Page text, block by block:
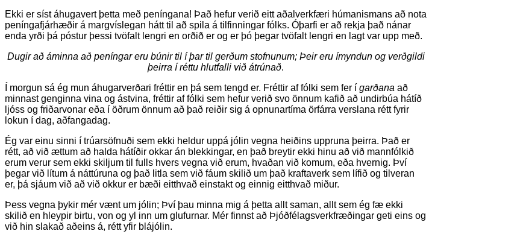
Ekki er síst áhugavert þetta með peníngana! Það hefur verið eitt aðalverkfæri húmanismans að nota
peníngafjárhæðir á margvíslegan hátt til að spila á tilfinningar fólks. Óþarfi er að rekja það nánar
enda yrði þá póstur þessi tvöfalt lengri en orðið er og er þó þegar tvöfalt lengri en lagt var upp með.
Dugir að áminna að peníngar eru búnir til í þar til gerðum stofnunum; Þeir eru ímyndun og verðgildi
þeirra í réttu hlutfalli við átrúnað.
Í morgun sá ég mun áhugarverðari fréttir en þá sem tengd er. Fréttir af fólki sem fer í garðana að
minnast genginna vina og ástvina, fréttir af fólki sem hefur verið svo önnum kafið að undirbúa hátíð
ljóss og friðarvonar eða í öðrum önnum að það reiðir sig á opnunartíma örfárra verslana rétt fyrir
lokun í dag, aðfangadag.
Ég var einu sinni í trúarsöfnuði sem ekki heldur uppá jólin vegna heiðins uppruna þeirra. Það er
rétt, að við ættum að halda hátíðir okkar án blekkingar, en það breytir ekki hinu að við mannfólkið
erum verur sem ekki skiljum til fulls hvers vegna við erum, hvaðan við komum, eða hvernig. Því
þegar við lítum á náttúruna og það litla sem við fáum skilið um það kraftaverk sem lífið og tilveran
er, þá sjáum við að við okkur er bæði eitthvað einstakt og einnig eitthvað miður.
Þess vegna þykir mér vænt um jólin; Því þau minna mig á þetta allt saman, allt sem ég fæ ekki
skilið en hleypir birtu, von og yl inn um glufurnar. Mér finnst að Þjóðfélagsverkfræðingar geti eins og
við hin slakað aðeins á, rétt yfir blájólin.